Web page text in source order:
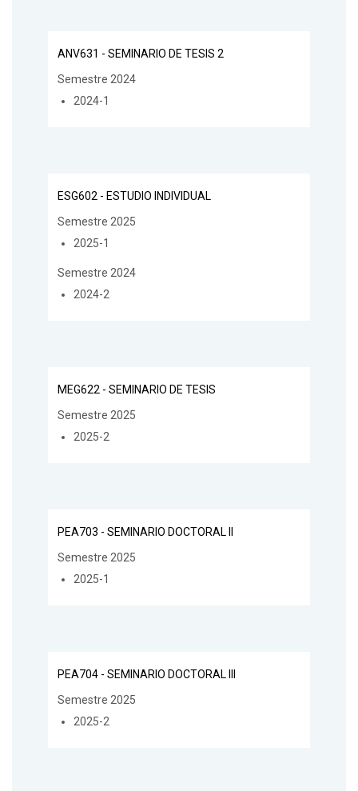
ANV631 - SEMINARIO DE TESIS 2
Semestre 2024
2024-1
ESG602 - ESTUDIO INDIVIDUAL
Semestre 2025
2025-1
Semestre 2024
2024-2
MEG622 - SEMINARIO DE TESIS
Semestre 2025
2025-2
PEA703 - SEMINARIO DOCTORAL II
Semestre 2025
2025-1
PEA704 - SEMINARIO DOCTORAL III
Semestre 2025
2025-2